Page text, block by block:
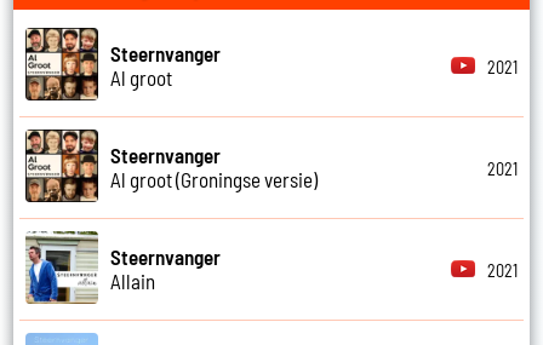
Steernvanger
Al groot
2021
Steernvanger
Al groot (Groningse versie)
2021
Steernvanger
Allain
2021